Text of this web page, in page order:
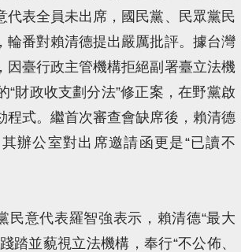
代表全員未出席，國民黨、民眾黨民
輪番對賴清德提出嚴厲批評。據台灣
因臺行政主管機構拒絕副署臺立法機
“財政收支劃分法”修正案，在野黨啟
程式。繼首次審查會缺席後，賴清德
辦公室對出席邀請函更是“已讀不
民意代表羅智強表示，賴清德“最大
踏並藐視立法機構，奉行“不公佈、